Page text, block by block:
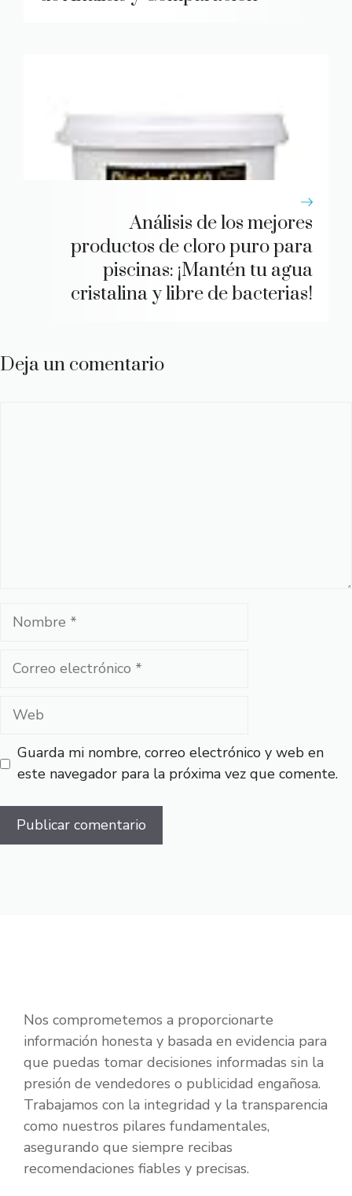
Análisis de los mejores
productos de cloro puro para
piscinas: ¡Mantén tu agua
cristalina y libre de bacterias!
Deja un comentario
Nombre
Correo
Web
Guarda mi nombre, correo electrónico y web en
este navegador para la próxima vez que comente.
Nos comprometemos a proporcionarte
información honesta y basada en evidencia para
que puedas tomar decisiones informadas sin la
presión de vendedores o publicidad engañosa.
Trabajamos con la integridad y la transparencia
como nuestros pilares fundamentales,
asegurando que siempre recibas
recomendaciones fiables y precisas.